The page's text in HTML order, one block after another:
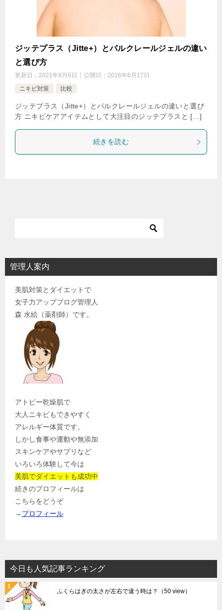
ジッテプラス（Jitte+）とパルクレールジェルの違い
と選び方
更新日： 2021年8月6日 公開日： 2016年6月17日
ニキビ対策
比較
ジッテプラス（Jitte+）とパルクレールジェルの違いと選び
方 ニキビケアアイテムとして大注目のジッテプラスと […]
続きを読む
管理人案内
美肌対策とダイエットで
女子力アップブログ管理人
森 水絵（薬剤師）です。
アトピー乾燥肌で
大人ニキビもできやすく
アレルギー体質です。
しかし食事や運動や無添加
スキンケアやサプリなど
いろいろ体験して今は
美肌でダイエットも成功中
続きのプロフィールは
こちらをどうぞ
→ プロフィール
今日も人気記事ランキング
ふくらはぎの太さが左右で違う時は？ （50 view）